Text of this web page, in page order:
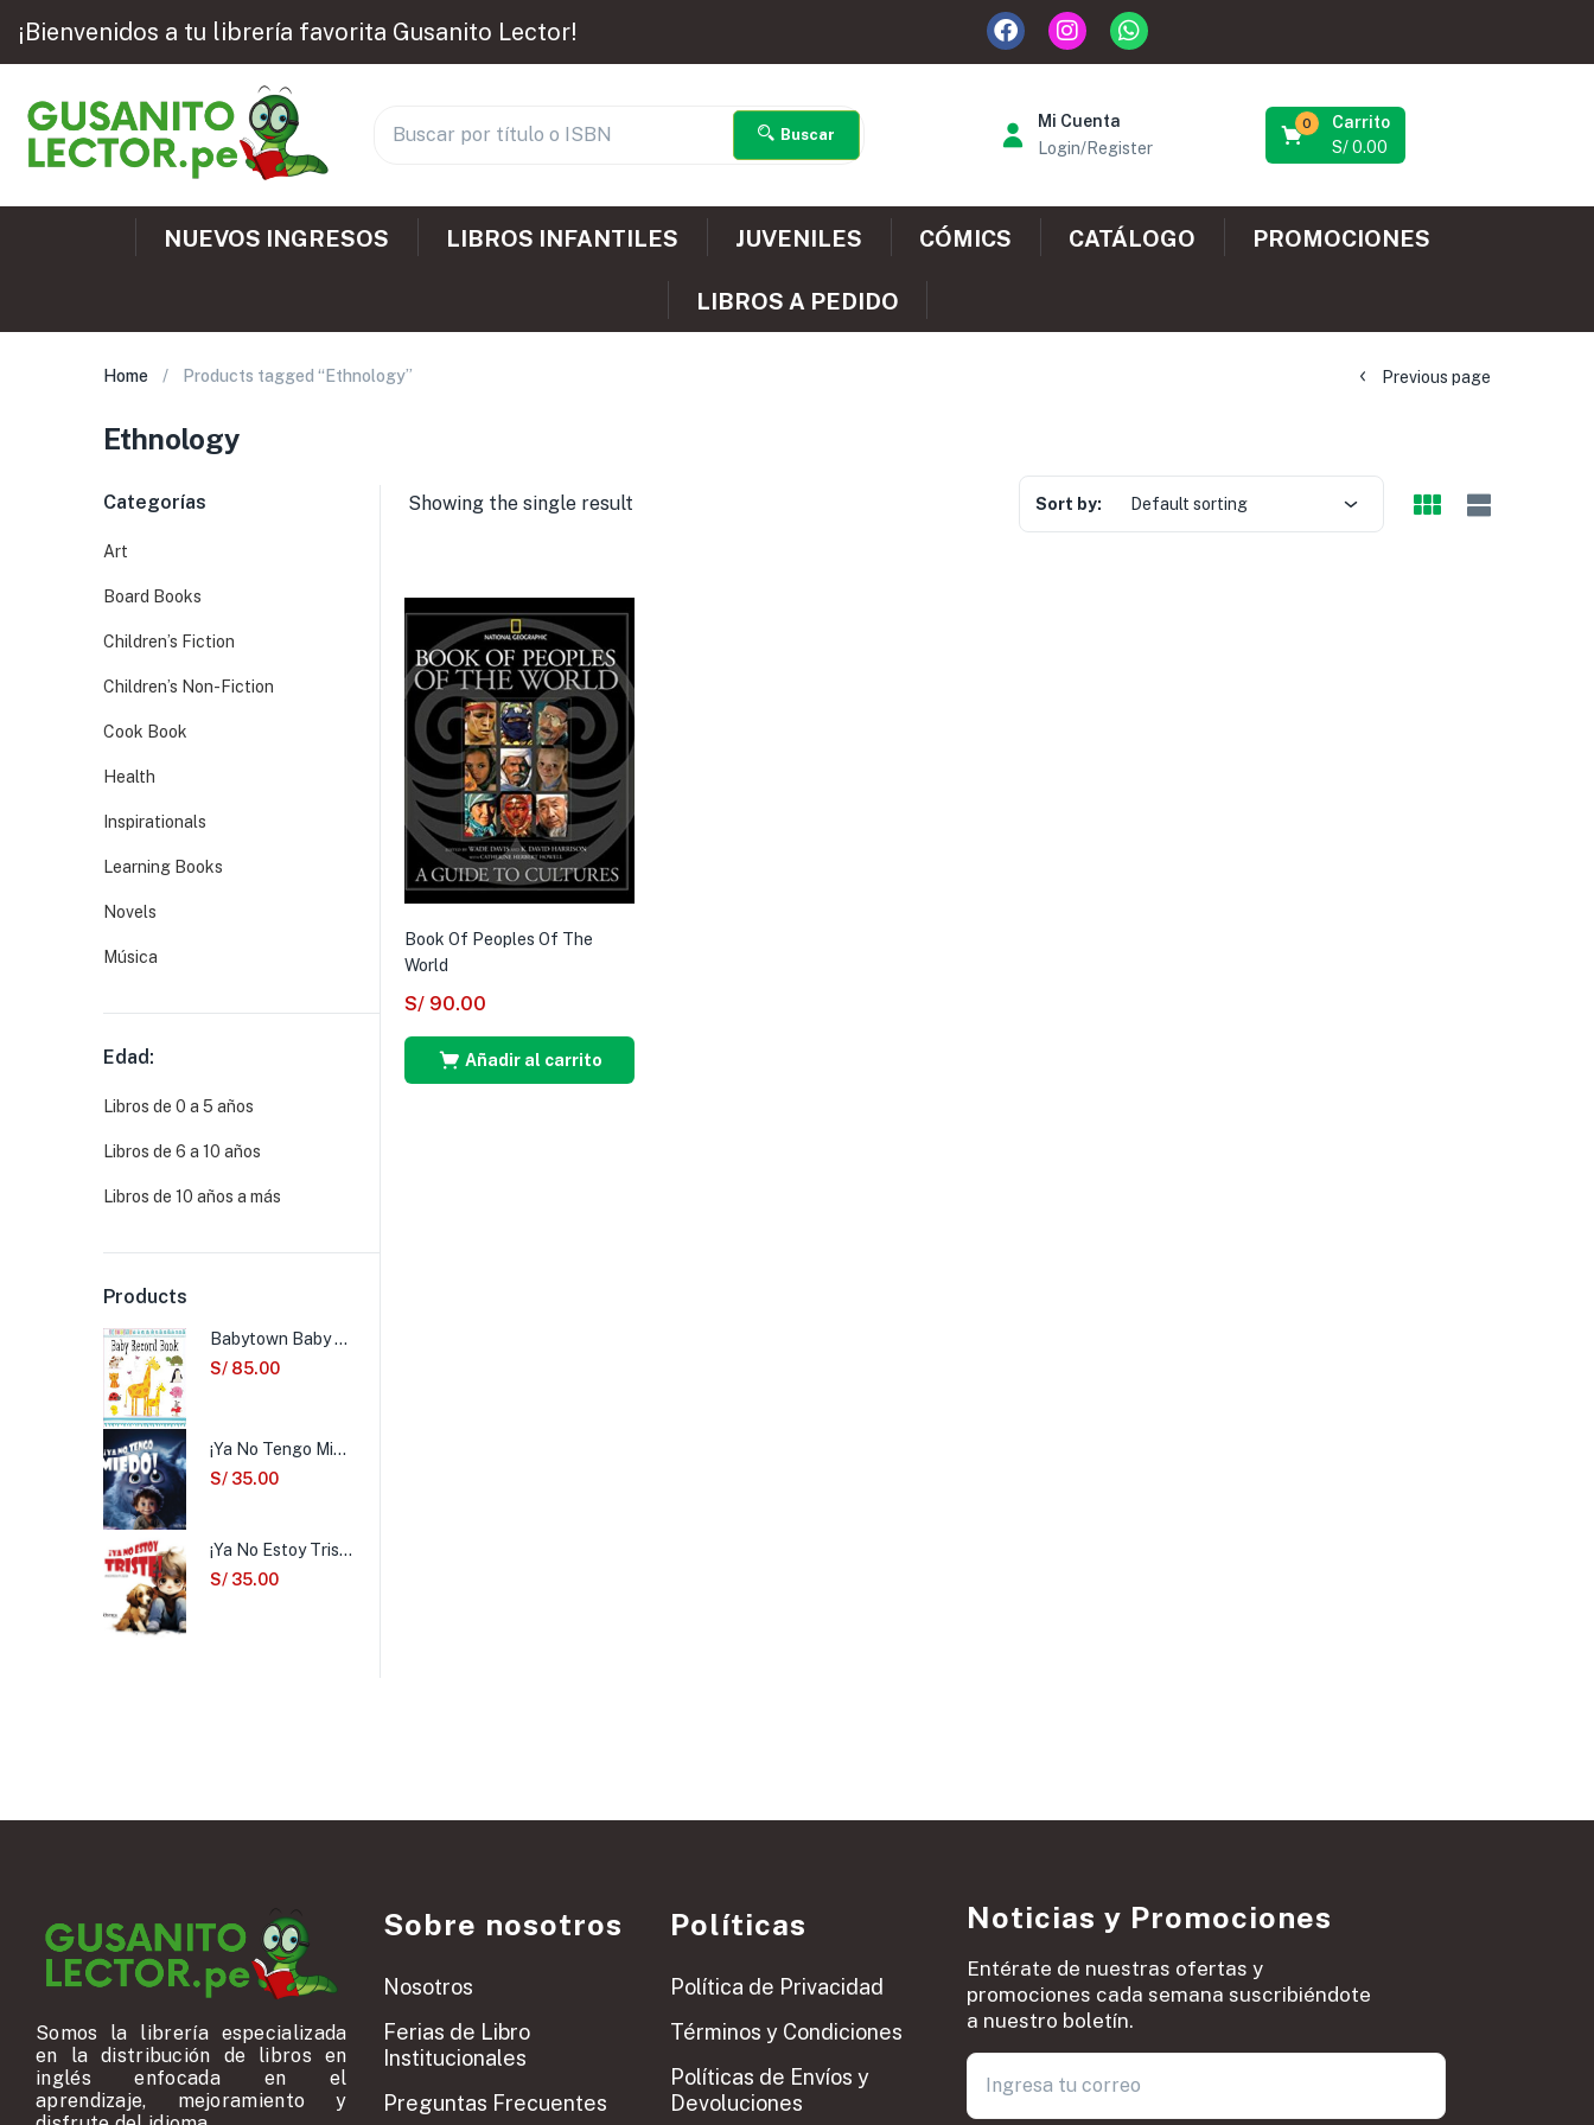
¡Bienvenidos a tu librería favorita Gusanito Lector!
Buscar
Mi Cuenta
Login/Register
Carrito
0
S/0.00
NUEVOS INGRESOS LIBROS INFANTILES JUVENILES CÓMICS CATÁLOGO PROMOCIONES
LIBROS A PEDIDO
Home Products tagged “Ethnology” Previous page
Ethnology
Showing the single result Sort by: Default sorting
Book Of Peoples Of The
World
S/ 90.00
Añadir al carrito
Categorías
Art
Board Books
Children’s Fiction
Children’s Non-Fiction
Cook Book
Health
Inspirationals
Learning Books
Novels
Música
Edad:
Libros de 0 a 5 años
Libros de 6 a 10 años
Libros de 10 años a más
Products
Babytown Baby Record Book
S/ 85.00
¡Ya No Tengo Miedo!
S/ 35.00
¡Ya No Estoy Triste!
S/ 35.00
Somos la librería especializada
en la distribución de libros en
inglés enfocada en el
aprendizaje, mejoramiento y
Sobre nosotros
Nosotros
Ferias de Libro
Institucionales
Preguntas Frecuentes
Políticas
Política de Privacidad
Términos y Condiciones
Políticas de Envíos y
Devoluciones
Noticias y Promociones
Entérate de nuestras ofertas y
promociones cada semana suscribiéndote
a nuestro boletín.